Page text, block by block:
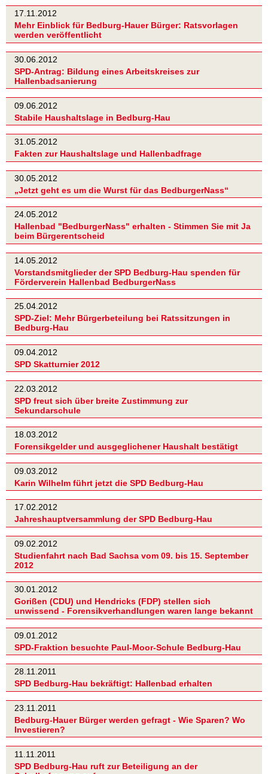
17.11.2012
Mehr Einblick für Bedburg-Hauer Bürger: Ratsvorlagen
werden veröffentlicht
30.06.2012
SPD-Antrag: Bildung eines Arbeitskreises zur
Hallenbadsanierung
09.06.2012
Stabile Haushaltslage in Bedburg-Hau
31.05.2012
Fakten zur Haushaltslage und Hallenbadfrage
30.05.2012
„Jetzt geht es um die Wurst für das BedburgerNass“
24.05.2012
Hallenbad "BedburgerNass" erhalten - Stimmen Sie mit Ja
beim Bürgerentscheid
14.05.2012
Vorstandsmitglieder der SPD Bedburg-Hau spenden für
Förderverein Hallenbad BedburgerNass
25.04.2012
SPD-Ziel: Mehr Bürgerbeteilung bei Ratssitzungen in
Bedburg-Hau
09.04.2012
SPD Skatturnier 2012
22.03.2012
SPD freut sich über breite Zustimmung zur
Sekundarschule
18.03.2012
Forensikgelder und ausgeglichener Haushalt bestätigt
09.03.2012
Karin Wilhelm führt jetzt die SPD Bedburg-Hau
17.02.2012
Jahreshauptversammlung der SPD Bedburg-Hau
09.02.2012
Studienfahrt nach Bad Sachsa vom 09. bis 15. September
2012
30.01.2012
Gorißen (CDU) und Hendricks (FDP) stellen sich
unwissend - Forensikverhandlungen waren lange bekannt
09.01.2012
SPD-Fraktion besuchte Paul-Moor-Schule Bedburg-Hau
28.11.2011
SPD Bedburg-Hau bekräftigt: Hallenbad erhalten
23.11.2011
Bedburg-Hauer Bürger werden gefragt - Wie Sparen? Wo
Investieren?
11.11.2011
SPD Bedburg-Hau ruft zur Beteiligung an der